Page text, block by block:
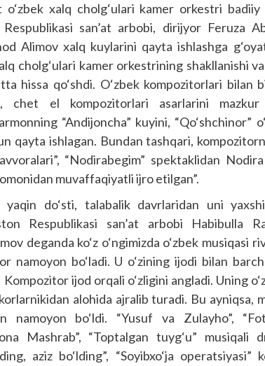
o‘zbek xalq cholg‘ulari kamer orkestri
san’at arbobi, dirijyor Feruza
Alimov xalq kuylarini qayta ishlashga
cholg‘ulari kamer orkestrining shakllanishi
hissa qo‘shdi. O‘zbek kompozitorlari bilan
chet el kompozitorlari asarlarini
“Andijoncha” kuyini, “Qo‘shchinor”
qayta ishlagan. Bundan tashqari,
“Nodirabegim” spektaklidan Nodira
muvaffaqiyatli ijro etilgan”.
yaqin do‘sti, talabalik davrlaridan uni
Respublikasi san’at arbobi Habibulla
deganda ko‘z o‘ngimizda o‘zbek musiqasi
namoyon bo‘ladi. U o‘zining ijodi bilan
Kompozitor ijod orqali o‘zligini angladi. Uning
alohida ajralib turadi. Bu ayniqsa,
namoyon bo‘ldi. “Yusuf va Zulayho”,
Mashrab”, “Toptalgan tuyg‘u” musiqali
aziz bo‘lding”, “Soyibxo‘ja operatsiyasi”